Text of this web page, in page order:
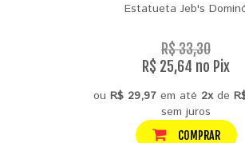
Estatueta Jeb's
R$ 33,30
R$ 25,64 no Pix
ou R$ 29,97 em até 2xde
sem juros
COMPRAR